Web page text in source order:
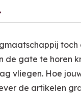
toch
de gate te horen
vliegen. Hoe
de artikelen